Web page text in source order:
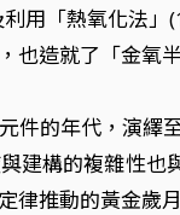
用「熱氧化法
造就了「金氧
件的年代，演
建構的複雜性
律推動的黃金